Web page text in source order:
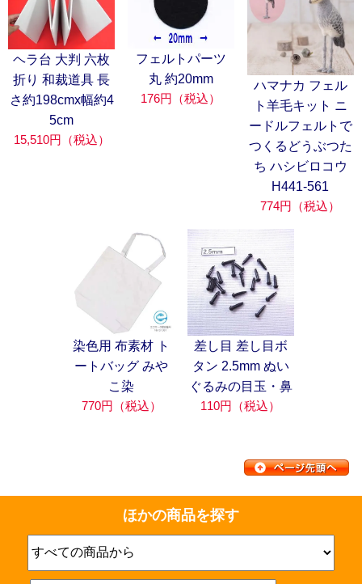
ヘラ台 大判 六枚
折り 和裁道具 長
さ約198cmx幅約4
5cm
15,510円（税込）
フェルトパーツ
丸 約20mm
176円（税込）
ハマナカ フェル
ト羊毛キット ニ
ードルフェルトで
つくるどうぶつた
ち ハシビロコウ
H441-561
774円（税込）
染色用 布素材 ト
ートバッグ みや
こ染
770円（税込）
差し目 差し目ボ
タン 2.5mm ぬい
ぐるみの目玉・鼻
110円（税込）
ほかの商品を探す